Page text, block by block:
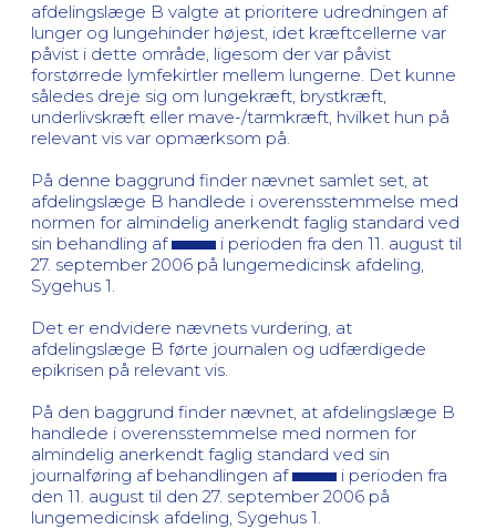
afdelingslæge B valgte at prioritere udredningen af
lunger og lungehinder højest, idet kræftcellerne var
påvist i dette område, ligesom der var påvist
forstørrede lymfekirtler mellem lungerne. Det kunne
således dreje sig om lungekræft, brystkræft,
underlivskræft eller mave-/tarmkræft, hvilket hun på
relevant vis var opmærksom på.
På denne baggrund finder nævnet samlet set, at
afdelingslæge B handlede i overensstemmelse med
normen for almindelig anerkendt faglig standard ved
sin behandling af
i perioden fra den 11. august til
27. september 2006 på lungemedicinsk afdeling,
Sygehus 1.
Det er endvidere nævnets vurdering, at
afdelingslæge B førte journalen og udfærdigede
epikrisen på relevant vis.
På den baggrund finder nævnet, at afdelingslæge B
handlede i overensstemmelse med normen for
almindelig anerkendt faglig standard ved sin
journalføring af behandlingen af
i perioden fra
den 11. august til den 27. september 2006 på
lungemedicinsk afdeling, Sygehus 1.